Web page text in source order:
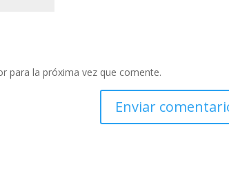
para la próxima vez que comente.